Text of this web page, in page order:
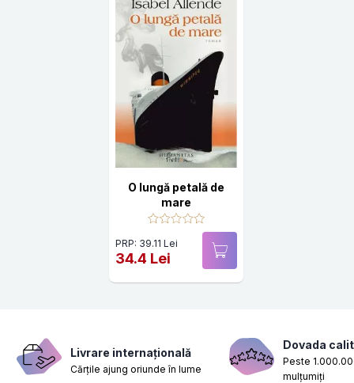
O lungă petală de
mare
PRP: 39.11 Lei
34.4 Lei
Livrare internațională
Cărțile ajung oriunde în lume
Dovada
Peste
mulțumiți